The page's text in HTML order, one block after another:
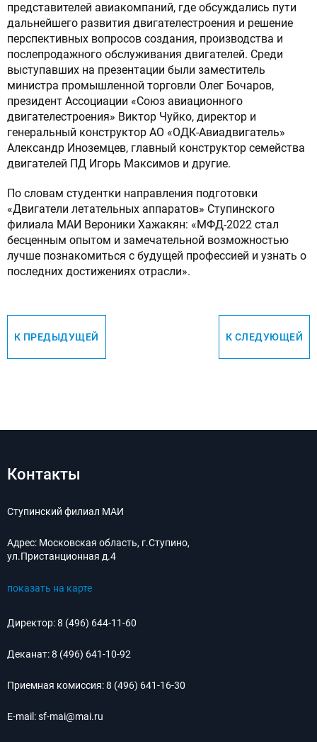
представителей авиакомпаний, где обсуждались пути
дальнейшего развития двигателестроения и решение
перспективных вопросов создания, производства и
послепродажного обслуживания двигателей. Среди
выступавших на презентации были заместитель
министра промышленной торговли Олег Бочаров,
президент Ассоциации «Союз авиационного
двигателестроения» Виктор Чуйко, директор и
генеральный конструктор АО «ОДК-Авиадвигатель»
Александр Иноземцев, главный конструктор семейства
двигателей ПД Игорь Максимов и другие.
По словам студентки направления подготовки
«Двигатели летательных аппаратов» Ступинского
филиала МАИ Вероники Хажакян: «МФД-2022 стал
бесценным опытом и замечательной возможностью
лучше познакомиться с будущей профессией и узнать о
последних достижениях отрасли».
К ПРЕДЫДУЩЕЙ К СЛЕДУЮЩЕЙ
Контакты
Ступинский филиал МАИ
Адрес: Московская область, г.Ступино,
ул.Пристанционная д.4
показать на карте
Директор:8 (496) 644-11-60
Деканат:8 (496) 641-10-92
Приемная комиссия:8 (496) 641-16-30
E-mail:sf-mai@mai.ru